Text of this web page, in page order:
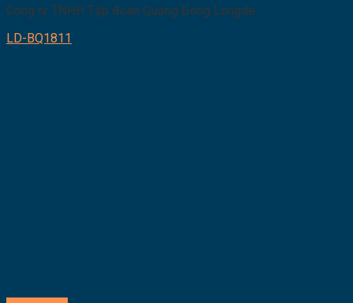
Công ty TNHH Tập đoàn Quảng Đông Longde
LD-BQ1811